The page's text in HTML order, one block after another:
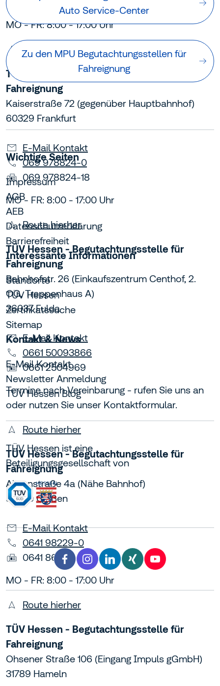
MO - FR: 8:00 - 17:00 Uhr
Route hierher
TÜV Hessen - Begutachtungsstelle für
Fahreignung
Kaiserstraße 72 (gegenüber Hauptbahnhof)
60329 Frankfurt
E-Mail Kontakt
069 978824-0
069 978824-18
MO - FR: 8:00 - 17:00 Uhr
Route hierher
TÜV Hessen - Begutachtungsstelle für
Fahreignung
Bahnhofstr. 26 (Einkaufszentrum Centhof, 2.
OG, Treppenhaus A)
36037 Fulda
E-Mail Kontakt
0661 50093866
0661 2504969
Termine nach Vereinbarung - rufen Sie uns an
oder nutzen Sie unser Kontaktformular.
Route hierher
TÜV Hessen - Begutachtungsstelle für
Fahreignung
Alicenstraße 4a (Nähe Bahnhof)
35390 Gießen
E-Mail Kontakt
0641 98229-0
0641 86476
MO - FR: 8:00 - 17:00 Uhr
Route hierher
TÜV Hessen - Begutachtungsstelle für
Fahreignung
Ohsener Straße 106 (Eingang Impuls gGmbH)
31789 Hameln
Auto Service-Center
Zu den MPU Begutachtungsstellen für
Fahreignung
Wichtige Seiten
Impressum
AGB
AEB
Datenschutzerklärung
Barrierefreiheit
Interessante Informationen
Standorte
TÜV Hessen
Zertifikatssuche
Sitemap
Kontakt & News
E-Mail Kontakt
Newsletter Anmeldung
TÜV Hessen Blog
TÜV Hessen ist eine
Beteiligungsgesellschaft von
facebook
Facebook TÜV Hessen
instagram
Instagram TÜV Hessen
linkedin
LinkedIn TÜV Hessen
xing
Xing TÜV Hessen
youtube
YouTube TÜV